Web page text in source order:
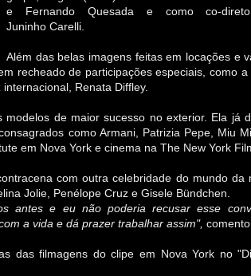
e Fernando Quesada e como co-
Juninho Carelli.
Além das belas imagens feitas em locações e
recheado de participações especiais, como a
Renata Diffley.
de maior sucesso no exterior. Ela já
como Armani, Patrizia Pepe, Miu
em Nova York e cinema na The New York
com outra celebridade do mundo da
Jolie, Penélope Cruz e Gisele Bündchen.
antes e eu não poderia recusar esse
a vida e dá prazer trabalhar assim",
das filmagens do clipe em Nova York no